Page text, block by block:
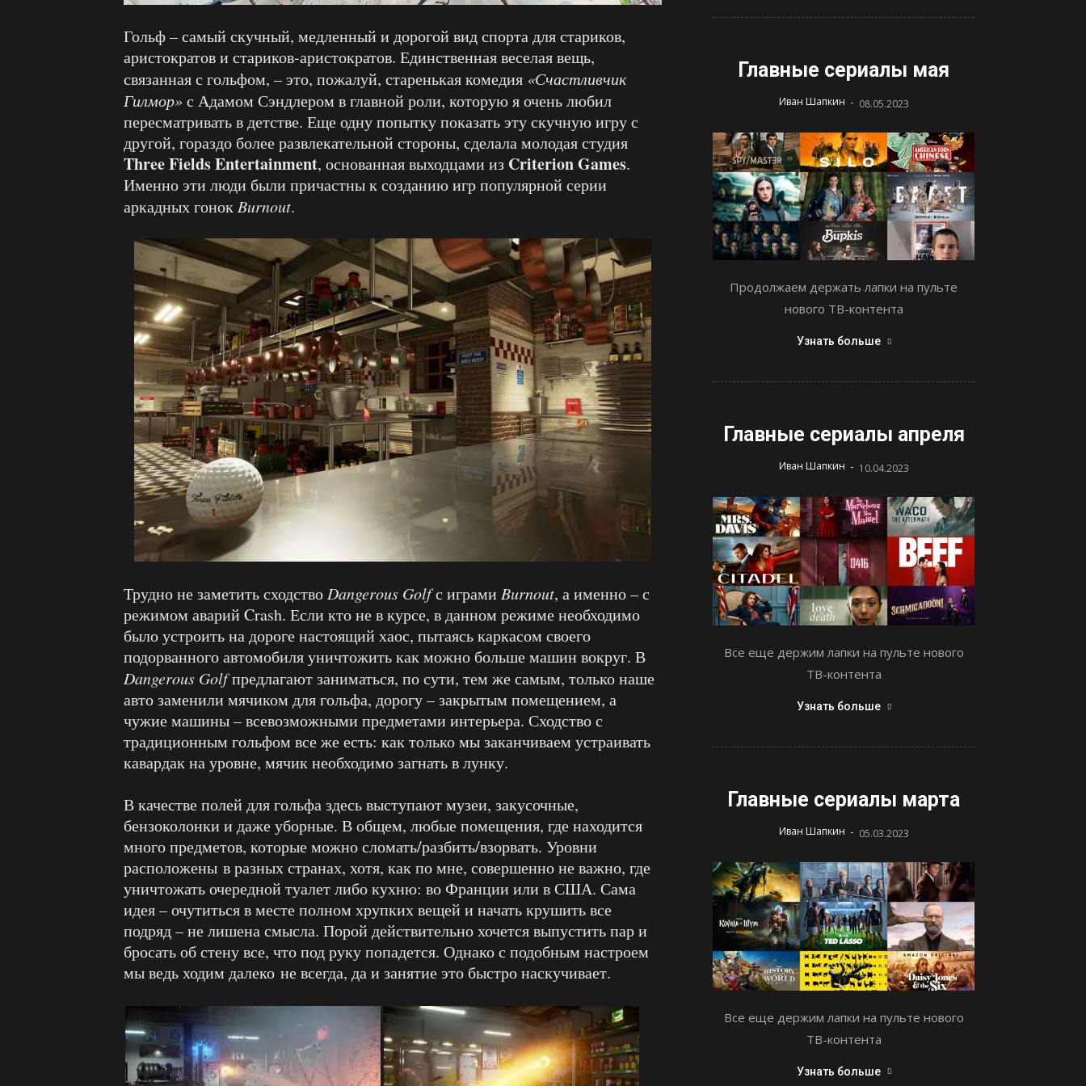
Гольф – самый скучный, медленный и дорогой вид спорта для стариков,
аристократов и стариков-аристократов. Единственная веселая вещь,
связанная с гольфом, – это, пожалуй, старенькая комедия «Счастливчик
Гилмор»с Адамом Сэндлером в главной роли, которую я очень любил
пересматривать в детстве. Еще одну попытку показать эту скучную игру с
другой, гораздо более развлекательной стороны, сделала молодая студия
ThreeFieldsEntertainment, основанная выходцами из Criterion Games.
Именно эти люди были причастны к созданию игр популярной серии
аркадных гонок Burnout.
Трудно не заметить сходство Dangerous Golfс играми Burnout, а именно – с
режимом аварий Crash. Если кто не в курсе, в данном режиме необходимо
было устроить на дороге настоящий хаос, пытаясь каркасом своего
подорванного автомобиля уничтожить как можно больше машин вокруг. В
Dangerous Golfпредлагают заниматься, по сути, тем же самым, только наше
авто заменили мячиком для гольфа, дорогу – закрытым помещением, а
чужие машины – всевозможными предметами интерьера. Сходство с
традиционным гольфом все же есть: как только мы заканчиваем устраивать
кавардак на уровне, мячик необходимо загнать в лунку.
В качестве полей для гольфа здесь выступают музеи, закусочные,
бензоколонки и даже уборные. В общем, любые помещения, где находится
много предметов, которые можно сломать/разбить/взорвать. Уровни
расположены в разных странах, хотя, как по мне, совершенно не важно, где
уничтожать очередной туалет либо кухню: во Франции или в США. Сама
идея – очутиться в месте полном хрупких вещей и начать крушить все
подряд – не лишена смысла. Порой действительно хочется выпустить пар и
бросать об стену все, что под руку попадется. Однако с подобным настроем
мы ведь ходим далеко не всегда, да и занятие это быстро наскучивает.
Главные сериалы мая
Иван Шапкин - 08.05.2023
Продолжаем держать лапки на пульте
нового ТВ-контента
Узнать больше
Главные сериалы апреля
Иван Шапкин - 10.04.2023
Все еще держим лапки на пульте нового
ТВ-контента
Узнать больше
Главные сериалы марта
Иван Шапкин - 05.03.2023
Все еще держим лапки на пульте нового
ТВ-контента
Узнать больше